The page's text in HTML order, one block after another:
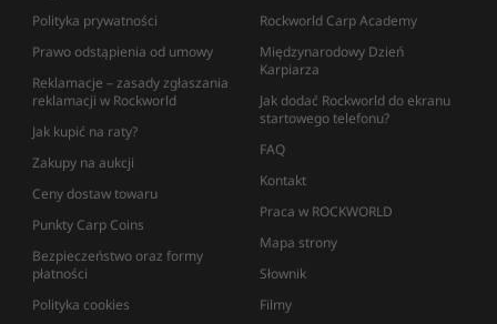
Polityka prywatności
Prawo odstąpienia od umowy
Reklamacje – zasady zgłaszania
reklamacji w Rockworld
Jak kupić na raty?
Zakupy na aukcji
Ceny dostaw towaru
Punkty Carp Coins
Bezpieczeństwo oraz formy
płatności
Polityka cookies
Rockworld Carp Academy
Międzynarodowy Dzień
Karpiarza
Jak dodać Rockworld do ekranu
startowego telefonu?
FAQ
Kontakt
Praca w ROCKWORLD
Mapa strony
Słownik
Filmy